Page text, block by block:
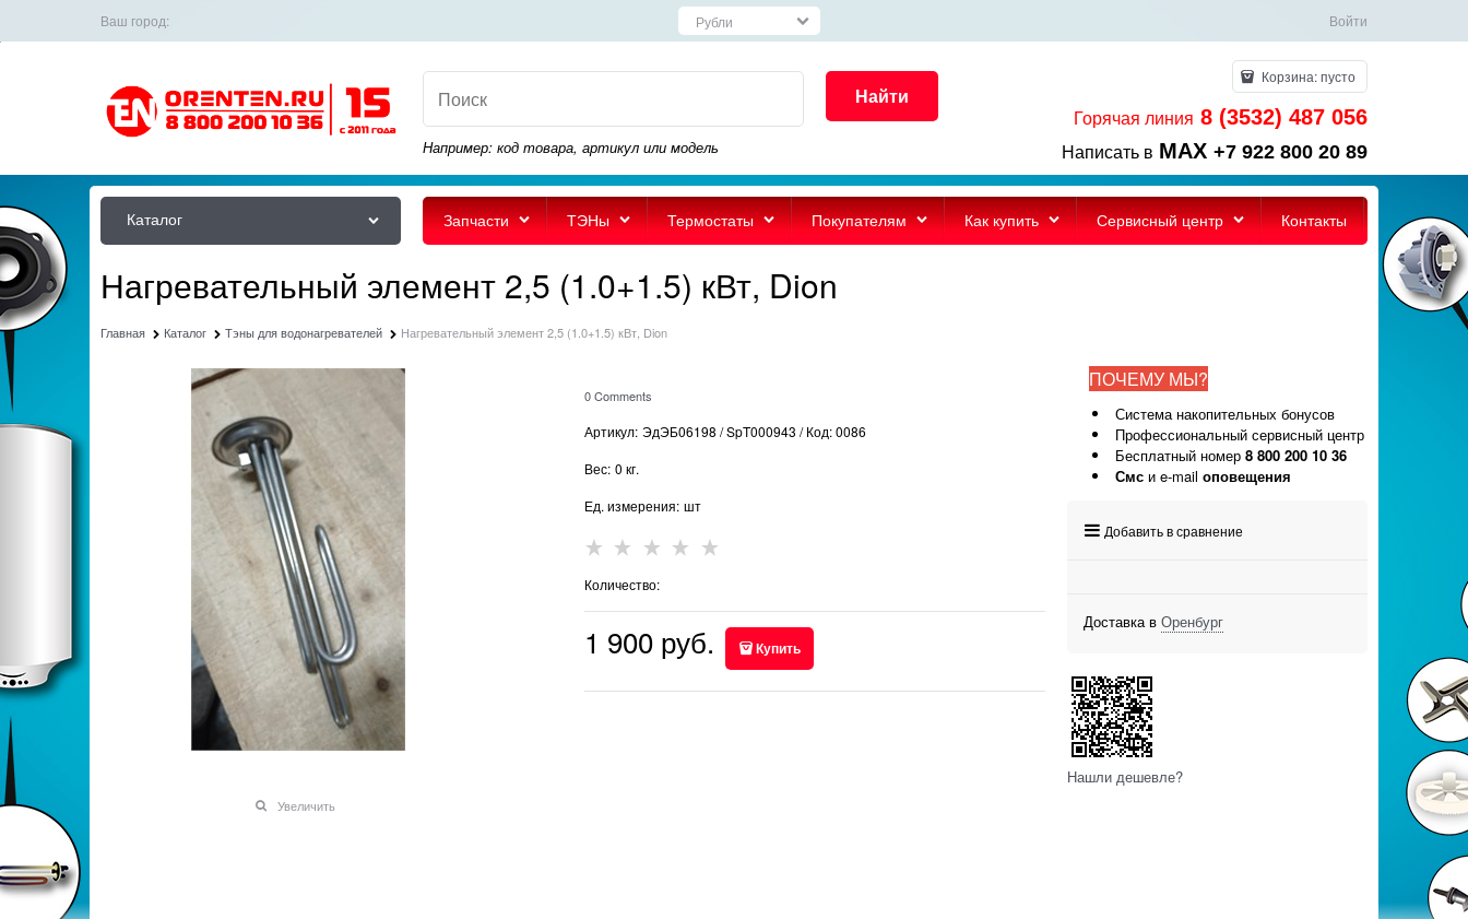
Ваш город: Войти
Найти
Например: код товара, артикул или модель
Корзина:пусто
Горячая линия 8 (3532) 487 056
Написать в MAX +7 922 800 20 89
Каталог Запчасти ТЭНы Термостаты Покупателям Как купить Сервисный центр Контакты
Нагревательный элемент 2,5 (1.0+1.5) кВт, Dion
Главная Каталог Тэны для водонагревателей Нагревательный элемент 2,5 (1.0+1.5) кВт, Dion
Увеличить
0 Comments
Артикул: ЭдЭБ06198 / SpT000943 / Код: 0086
Вес: 0 кг.
Ед. измерения: шт
Количество:
1 900 руб. Купить
ПОЧЕМУ МЫ?
Система накопительных бонусов
Профессиональный сервисный центр
Бесплатный номер 8 800 200 10 36
Смс и e-mail оповещения
Добавить в сравнение
Доставка в Оренбург
Нашли дешевле?